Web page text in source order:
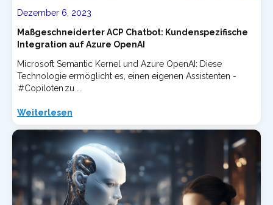
Dezember 6, 2023
Maßgeschneiderter ACP Chatbot: Kundenspezifische
Integration auf Azure OpenAI
Microsoft Semantic Kernel und Azure OpenAI: Diese
Technologie ermöglicht es, einen eigenen Assistenten -
#Copiloten zu …
Weiterlesen